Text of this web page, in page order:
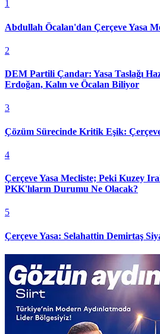
1
Abdullah Öcalan'dan Çerçeve Yasa
2
DEM Partili Çandar: Yasa Taslağı
Erdoğan, Kalın ve Öcalan Biliyor
3
Çözüm Sürecinde Kritik Eşik:
4
Çerçeve Yasa Mecliste; Peki Kuzey
PKK'lıların Durumu Ne Olacak?
5
Çerçeve Yasa: Selahattin Demirtaş